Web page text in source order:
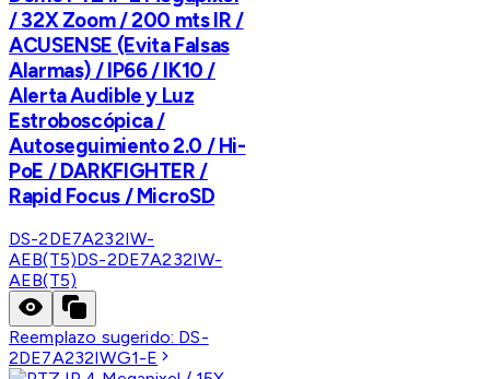
/ 32X Zoom / 200 mts IR /
ACUSENSE (Evita Falsas
Alarmas) / IP66 / IK10 /
Alerta Audible y Luz
Estroboscópica /
Autoseguimiento 2.0 / Hi-
PoE / DARKFIGHTER /
Rapid Focus / MicroSD
DS-2DE7A232IW-
AEB(T5)DS-2DE7A232IW-
AEB(T5)
Reemplazo sugerido: DS-
2DE7A232IWG1-E